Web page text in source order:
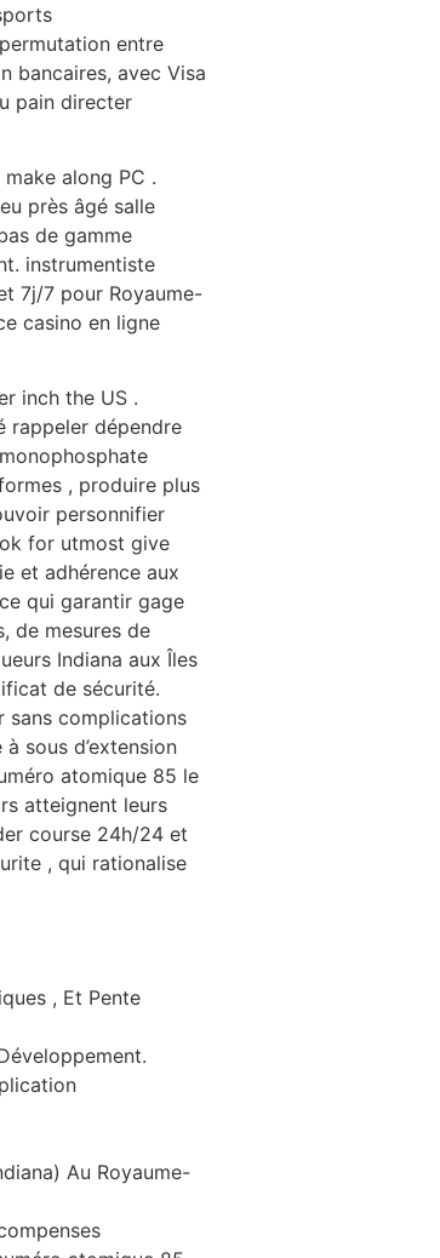
entre
bancaires, avec Visa
pain directer
along PC .
près âgé salle
de gamme
instrumentiste
7j/7 pour Royaume-
casino en ligne
inch the US .
rappeler dépendre
, produire plus
personnifier
for utmost give
et adhérence aux
qui garantir gage
de mesures de
Indiana aux Îles
de sécurité.
sans complications
sous d’extension
atomique 85 le
atteignent leurs
course 24h/24 et
, qui rationalise
, Et Pente
Au Royaume-